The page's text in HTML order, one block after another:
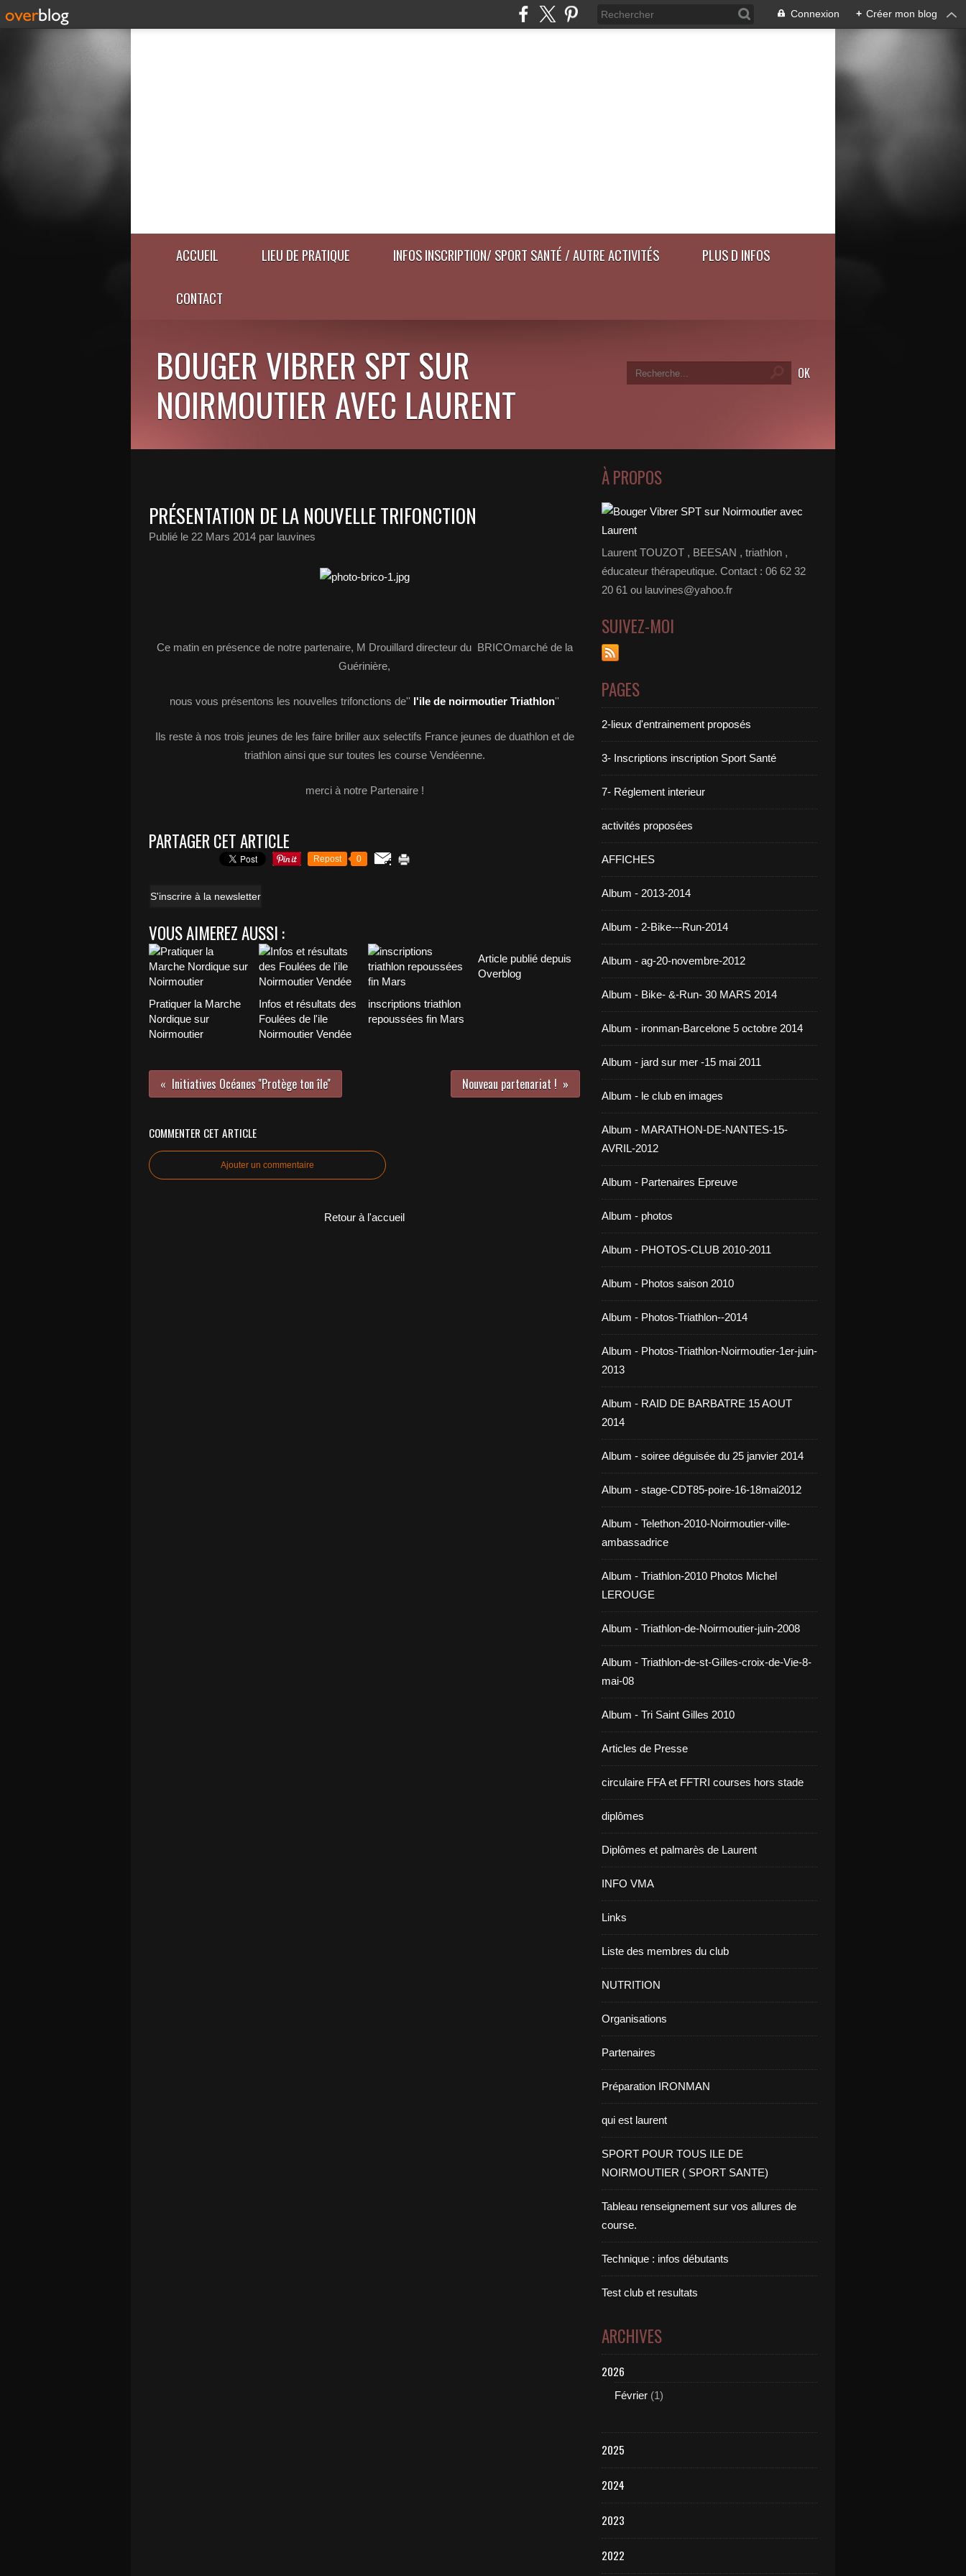
Connexion + Créer mon blog
ACCUEIL LIEU DE PRATIQUE INFOS INSCRIPTION/ SPORT SANTÉ / AUTRE ACTIVITÉS PLUS D INFOS
CONTACT
BOUGER VIBRER SPT SUR
NOIRMOUTIER AVEC LAURENT
PRÉSENTATION DE LA NOUVELLE TRIFONCTION
Publié le 22 Mars 2014 par lauvines
Ce matin en présence de notre partenaire, M Drouillard directeur du BRICOmarché de la
Guérinière,
nous vous présentons les nouvelles trifonctions de'' l'ile de noirmoutier Triathlon''
Ils reste à nos trois jeunes de les faire briller aux selectifs France jeunes de duathlon et de
triathlon ainsi que sur toutes les course Vendéenne.
merci à notre Partenaire !
PARTAGER CET ARTICLE
Repost 0
S'inscrire à la newsletter
VOUS AIMEREZ AUSSI :
Pratiquer la Marche
Nordique sur
Noirmoutier
Infos et résultats des
Foulées de l'ile
Noirmoutier Vendée
inscriptions triathlon
repoussées fin Mars
Article publié depuis
Overblog
Initiatives Océanes ''Protège ton île'' Nouveau partenariat !
COMMENTER CET ARTICLE
Ajouter un commentaire
Retour à l'accueil
À PROPOS
Laurent TOUZOT , BEESAN , triathlon ,
éducateur thérapeutique. Contact : 06 62 32
20 61 ou lauvines@yahoo.fr
SUIVEZ-MOI
PAGES
2-lieux d'entrainement proposés
3- Inscriptions inscription Sport Santé
7- Réglement interieur
activités proposées
AFFICHES
Album - 2013-2014
Album - 2-Bike---Run-2014
Album - ag-20-novembre-2012
Album - Bike- &-Run- 30 MARS 2014
Album - ironman-Barcelone 5 octobre 2014
Album - jard sur mer -15 mai 2011
Album - le club en images
Album - MARATHON-DE-NANTES-15-
AVRIL-2012
Album - Partenaires Epreuve
Album - photos
Album - PHOTOS-CLUB 2010-2011
Album - Photos saison 2010
Album - Photos-Triathlon--2014
Album - Photos-Triathlon-Noirmoutier-1er-juin-
2013
Album - RAID DE BARBATRE 15 AOUT
2014
Album - soiree déguisée du 25 janvier 2014
Album - stage-CDT85-poire-16-18mai2012
Album - Telethon-2010-Noirmoutier-ville-
ambassadrice
Album - Triathlon-2010 Photos Michel
LEROUGE
Album - Triathlon-de-Noirmoutier-juin-2008
Album - Triathlon-de-st-Gilles-croix-de-Vie-8-
mai-08
Album - Tri Saint Gilles 2010
Articles de Presse
circulaire FFA et FFTRI courses hors stade
diplômes
Diplômes et palmarès de Laurent
INFO VMA
Links
Liste des membres du club
NUTRITION
Organisations
Partenaires
Préparation IRONMAN
qui est laurent
SPORT POUR TOUS ILE DE
NOIRMOUTIER ( SPORT SANTE)
Tableau renseignement sur vos allures de
course.
Technique : infos débutants
Test club et resultats
ARCHIVES
2026
Février (1)
2025
2024
2023
2022